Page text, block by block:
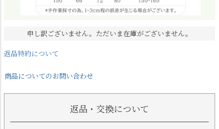
申し訳ございません。ただいま在庫がございません。
返品特約について
商品についてのお問い合わせ
返品・交換について